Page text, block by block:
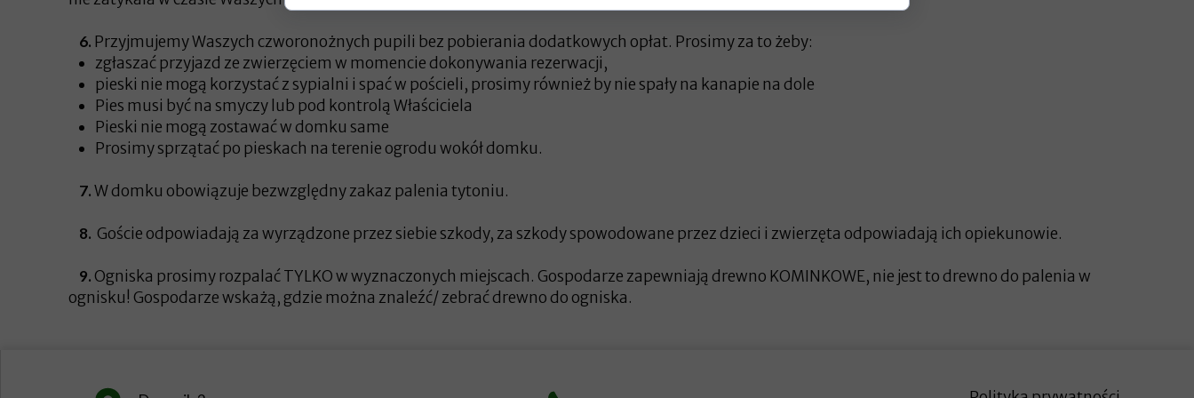
6. Przyjmujemy Waszych czworonożnych pupili bez pobierania dodatkowych opłat. Prosimy za to żeby:
zgłaszać przyjazd ze zwierzęciem w momencie dokonywania rezerwacji,
pieski nie mogą korzystać z sypialni i spać w pościeli, prosimy również by nie spały na kanapie na dole
Pies musi być na smyczy lub pod kontrolą Właściciela
Pieski nie mogą zostawać w domku same
Prosimy sprzątać po pieskach na terenie ogrodu wokół domku.
7.W domku obowiązuje bezwzględny zakaz palenia tytoniu.
8. Goście odpowiadają za wyrządzone przez siebie szkody, za szkody spowodowane przez dzieci i zwierzęta odpowiadają ich opiekunowie.
9.Ogniska prosimy rozpalać TYLKO w wyznaczonych miejscach. Gospodarze zapewniają drewno KOMINKOWE, nie jest to drewno do palenia w
ognisku! Gospodarze wskażą, gdzie można znaleźć/ zebrać drewno do ogniska.